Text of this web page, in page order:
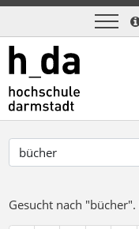
Gesucht nach "bücher".